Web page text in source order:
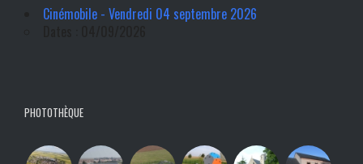
Cinémobile - Vendredi 04 septembre 2026
PHOTOTHÈQUE